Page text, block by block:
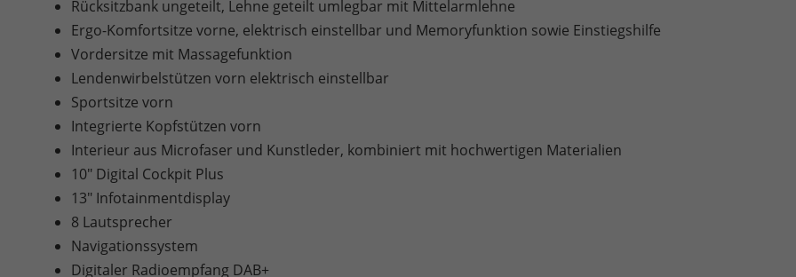
Rücksitzbank ungeteilt, Lehne geteilt umlegbar mit Mittelarmlehne
Ergo-Komfortsitze vorne, elektrisch einstellbar und Memoryfunktion sowie Einstiegshilfe
Vordersitze mit Massagefunktion
Lendenwirbelstützen vorn elektrisch einstellbar
Sportsitze vorn
Integrierte Kopfstützen vorn
Interieur aus Microfaser und Kunstleder, kombiniert mit hochwertigen Materialien
10" Digital Cockpit Plus
13" Infotainmentdisplay
8 Lautsprecher
Navigationssystem
Digitaler Radioempfang DAB+